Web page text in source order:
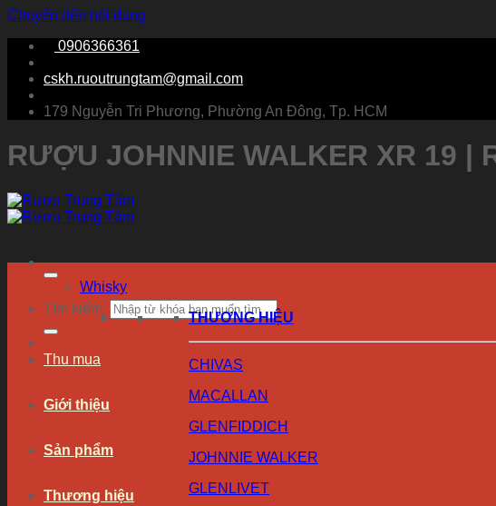
Chuyển đến nội dung
0906366361
cskh.ruoutrungtam@gmail.com
179 Nguyễn Tri Phương, Phường An Đông, Tp. HCM
RƯỢU JOHNNIE WALKER XR 19 |
Tìm kiếm:
Thu mua
Giới thiệu
Sản phẩm
Thương hiệu
Whisky
THƯƠNG HIỆU
CHIVAS
MACALLAN
GLENFIDDICH
JOHNNIE WALKER
GLENLIVET